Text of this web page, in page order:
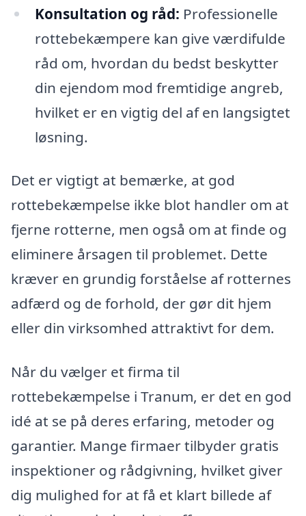
Konsultation og råd: Professionelle
rottebekæmpere kan give værdifulde
råd om, hvordan du bedst beskytter
din ejendom mod fremtidige angreb,
hvilket er en vigtig del af en langsigtet
løsning.
Det er vigtigt at bemærke, at god
rottebekæmpelse ikke blot handler om at
fjerne rotterne, men også om at finde og
eliminere årsagen til problemet. Dette
kræver en grundig forståelse af rotternes
adfærd og de forhold, der gør dit hjem
eller din virksomhed attraktivt for dem.
Når du vælger et firma til
rottebekæmpelse i Tranum, er det en god
idé at se på deres erfaring, metoder og
garantier. Mange firmaer tilbyder gratis
inspektioner og rådgivning, hvilket giver
dig mulighed for at få et klart billede af